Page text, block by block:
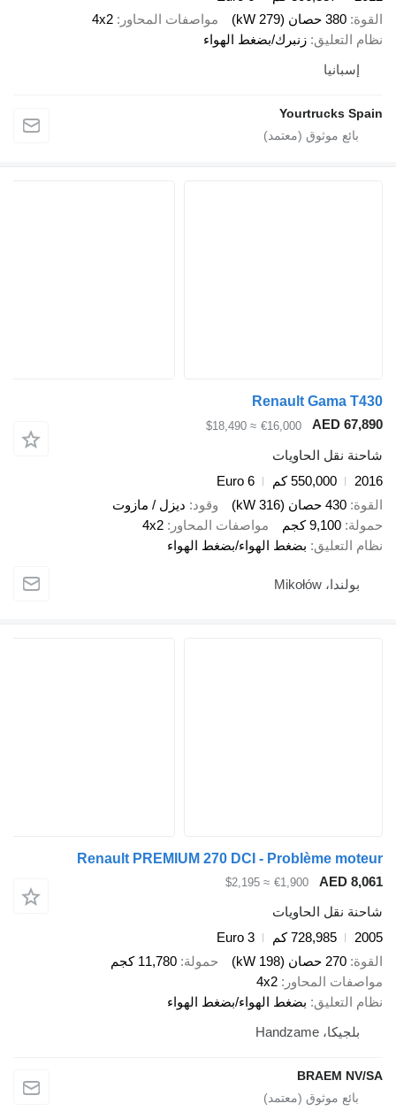
القوة 380 حصان (279 kW) مواصفات المحاور
4x2
نظام التعليق زنبرك/بضغط الهواء
إسبانيا
Yourtrucks Spain
Renault Gama T430
AED 67,890
€16,000
≈ $18,490
شاحنة نقل الحاويات
2016
550,000 كم
Euro 6
القوة 430 حصان (316 kW) وقود ديزل / مازوت
حمولة 9,100 كجم مواصفات المحاور
4x2
نظام التعليق بضغط الهواء/بضغط الهواء
بولندا، Mikołów
Renault PREMIUM 270 DCI - Problème moteur
AED 8,061
€1,900
≈ $2,195
شاحنة نقل الحاويات
2005
728,985 كم
Euro 3
القوة 270 حصان (198 kW) حمولة 11,780 كجم
مواصفات المحاور
4x2
نظام التعليق بضغط الهواء/بضغط الهواء
بلجيكا، Handzame
BRAEM NV/SA